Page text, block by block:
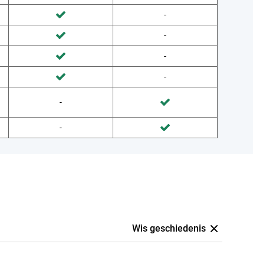
Wordt gedaan door Belsimpel Wordt niet gedaan door Provider
-
Wordt gedaan door Belsimpel Wordt niet gedaan door Provider
-
Wordt gedaan door Belsimpel Wordt niet gedaan door Provider
-
Wordt gedaan door Belsimpel Wordt niet gedaan door Provider
-
Wordt niet gedaan door Belsimpel
- Wordt gedaan door Provider
Wordt niet gedaan door Belsimpel
- Wordt gedaan door Provider
Wis geschiedenis